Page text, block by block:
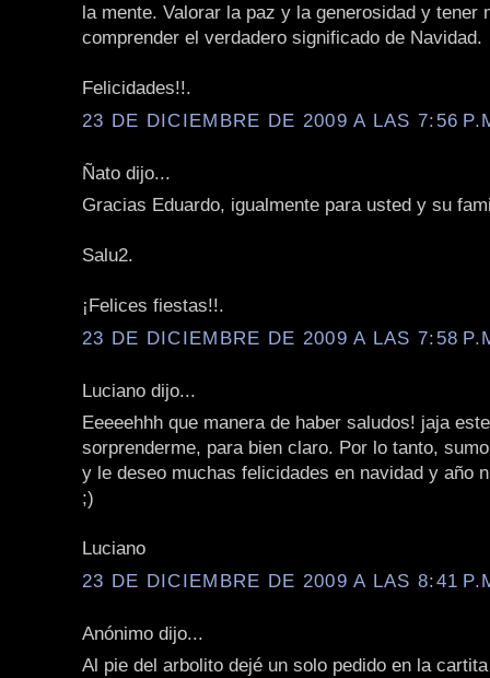
la mente. Valorar la paz y la generosidad y tener
comprender el verdadero significado de Navidad.
Felicidades!!.
23 DE DICIEMBRE DE 2009 A LAS 7:56
Ñato dijo...
Gracias Eduardo, igualmente para usted y su
Salu2.
¡Felices fiestas!!.
23 DE DICIEMBRE DE 2009 A LAS 7:58
Luciano dijo...
Eeeeehhh que manera de haber saludos! jaja
sorprenderme, para bien claro. Por lo tanto,
y le deseo muchas felicidades en navidad y año
;)
Luciano
23 DE DICIEMBRE DE 2009 A LAS 8:41
Anónimo dijo...
Al pie del arbolito dejé un solo pedido en la